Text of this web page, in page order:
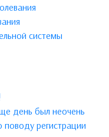
системы
день был неочень
регистрации